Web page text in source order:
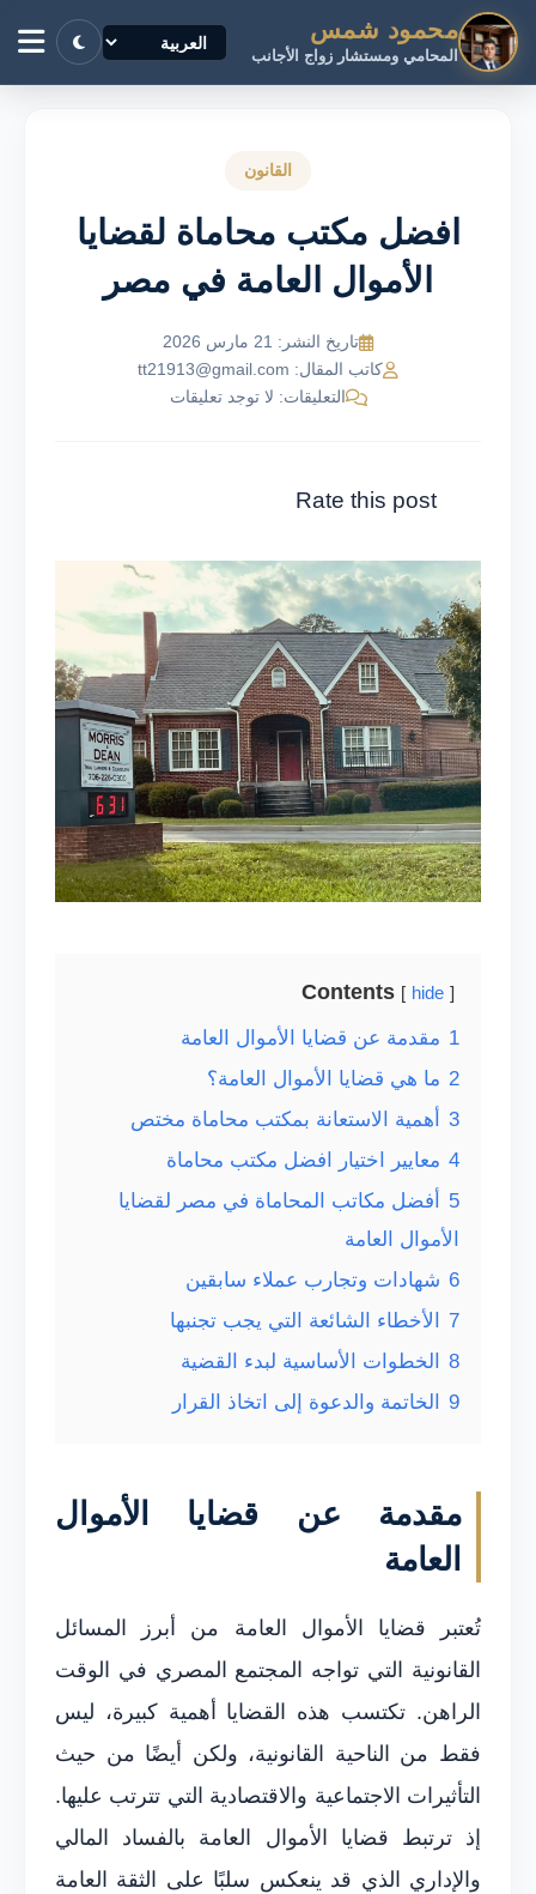
محمود شمس
المحامي ومستشار زواج الأجانب
القانون
افضل مكتب محاماة لقضايا
الأموال العامة في مصر
تاريخ النشر: 21 مارس 2026
كاتب المقال: tt21913@gmail.com
التعليقات: لا توجد تعليقات
Rate this post
Contents hide
1 مقدمة عن قضايا الأموال العامة
2 ما هي قضايا الأموال العامة؟
3
أهمية الاستعانة بمكتب محاماة مختص
4 معايير اختيار افضل مكتب محاماة
5
أفضل مكاتب المحاماة في مصر لقضايا
الأموال العامة
6 شهادات وتجارب عملاء سابقين
7
الأخطاء الشائعة التي يجب تجنبها
8
الخطوات الأساسية لبدء القضية
9
الخاتمة والدعوة إلى اتخاذ القرار
مقدمة عن قضايا الأموال
العامة
تُعتبر قضايا الأموال العامة من أبرز المسائل
القانونية التي تواجه المجتمع المصري في الوقت
الراهن. تكتسب هذه القضايا أهمية كبيرة، ليس
فقط من الناحية القانونية، ولكن أيضًا من حيث
التأثيرات الاجتماعية والاقتصادية التي تترتب عليها.
إذ ترتبط قضايا الأموال العامة بالفساد المالي
والإداري الذي قد ينعكس سلبًا على الثقة العامة